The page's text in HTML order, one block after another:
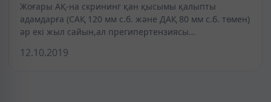
Жоғары АҚ-на скрининг қан қысымы қалыпты
адамдарға (САҚ 120 мм с.б. және ДАҚ 80 мм с.б. төмен)
әр екі жыл сайын,ал прегипертензиясы…
12.10.2019